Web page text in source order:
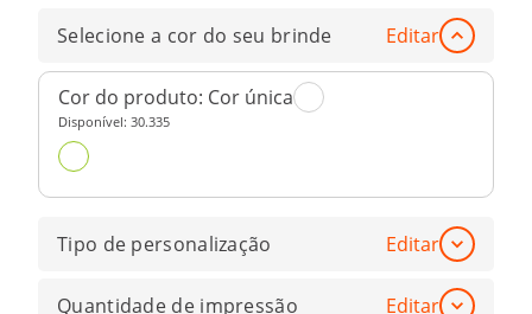
Selecione a cor do seu brinde Editar
Cor do produto: Cor única
Disponível: 30.335
Tipo de personalização Editar
Quantidade de impressão Editar